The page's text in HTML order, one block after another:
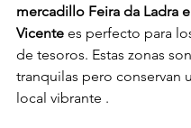
mercadillo Feira da Ladra
Vicente es perfecto para
de tesoros. Estas zonas
tranquilas pero conservan
local vibrante .